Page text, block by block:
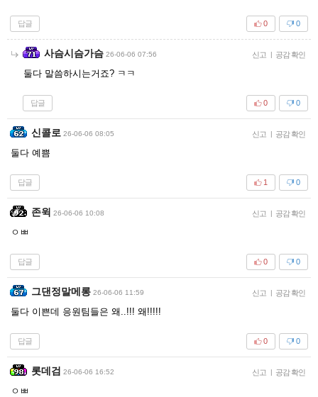
답글 0
0
사슴시슴가슴 26-06-06 07:56 신고 | 공감 확인
둘다 말씀하시는거죠? ㅋㅋ
답글 0
0
신콜로 26-06-06 08:05 신고 | 공감 확인
둘다 예쁨
답글 0
1
존윅 26-06-06 10:08 신고 | 공감 확인
ㅇㅃ
답글 0
0
그댄정말메롱 26-06-06 11:59 신고 | 공감 확인
둘다 이쁜데 응원팀들은 왜..!!! 왜!!!!!
답글 0
0
롯데검 26-06-06 16:52 신고 | 공감 확인
ㅇㅃ